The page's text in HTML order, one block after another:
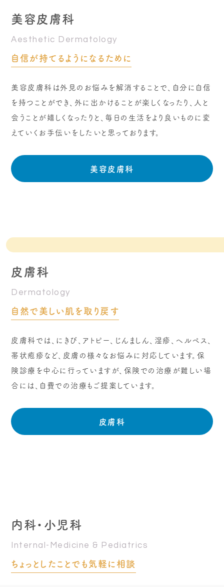
美容皮膚科
Aesthetic Dermatology
自信が持てるようになるために
美容皮膚科は外見のお悩みを解消することで、自分に自信
を持つことができ、外に出かけることが楽しくなったり、人と
会うことが嬉しくなったりと、毎日の生活をより良いものに変
えていくお手伝いをしたいと思っております。
美容皮膚科
皮膚科
Dermatology
自然で美しい肌を取り戻す
皮膚科では、にきび、アトピー、じんましん、湿疹、ヘルペス、
帯状疱疹など、皮膚の様々なお悩みに対応しています。保
険診療を中心に行っていますが、保険での治療が難しい場
合には、自費での治療もご提案しています。
皮膚科
内科・小児科
Internal-Medicine & Pediatrics
ちょっとしたことでも気軽に相談